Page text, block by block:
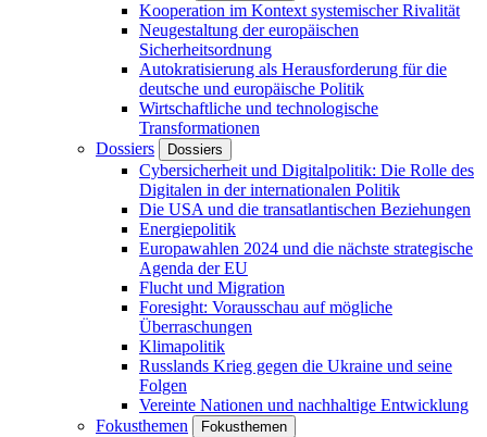
Kooperation im Kontext systemischer Rivalität
Neugestaltung der europäischen
Sicherheitsordnung
Autokratisierung als Herausforderung für die
deutsche und europäische Politik
Wirtschaftliche und technologische
Transformationen
Dossiers
Dossiers
Cybersicherheit und Digitalpolitik: Die Rolle des
Digitalen in der internationalen Politik
Die USA und die transatlantischen Beziehungen
Energiepolitik
Europawahlen 2024 und die nächste strategische
Agenda der EU
Flucht und Migration
Foresight: Vorausschau auf mögliche
Überraschungen
Klimapolitik
Russlands Krieg gegen die Ukraine und seine
Folgen
Vereinte Nationen und nachhaltige Entwicklung
Fokusthemen
Fokusthemen